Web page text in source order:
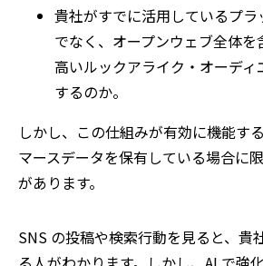
貴社がすでに活用しているプ
でなく、オープンウェブ全体を
高いルックアライク・オーデ
するのか。
しかし、この仕組みが有効に機能す
マースデータを保有している場合に
があります。
SNS の投稿や検索行動を見ると、貴